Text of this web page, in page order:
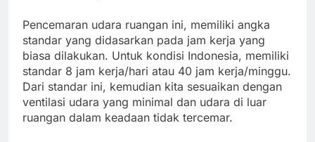
Pencemaran udara ruangan ini, memiliki angka
standar yang didasarkan pada jam kerja yang
biasa dilakukan. Untuk kondisi Indonesia, memiliki
standar 8 jam kerja/hari atau 40 jam kerja/minggu.
Dari standar ini, kemudian kita sesuaikan dengan
ventilasi udara yang minimal dan udara di luar
ruangan dalam keadaan tidak tercemar.